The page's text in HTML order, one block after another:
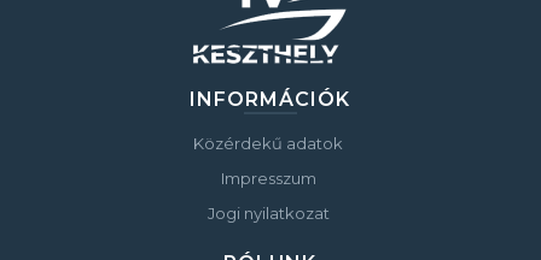
INFORMÁCIÓK
Közérdekű adatok
Impresszum
Jogi nyilatkozat